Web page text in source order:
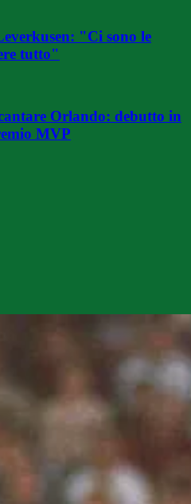
"Ci sono le
tutto"
Orlando: debutto in
MVP